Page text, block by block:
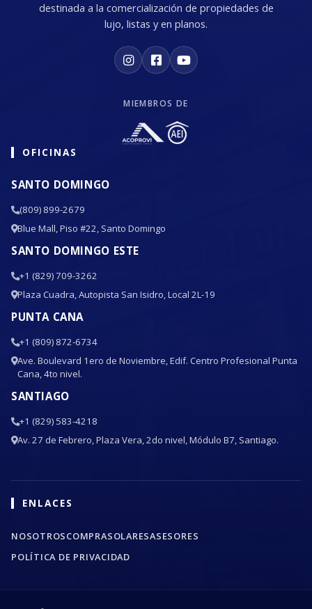
destinada a la comercialización de propiedades de
lujo, listas y en planos.
MIEMBROS DE
OFICINAS
SANTO DOMINGO
(809) 899-2679
Blue Mall, Piso #22, Santo Domingo
SANTO DOMINGO ESTE
+1 (829) 709-3262
Plaza Cuadra, Autopista San Isidro, Local 2L-19
PUNTA CANA
+1 (809) 872-6734
Ave. Boulevard 1ero de Noviembre, Edif. Centro Profesional Punta
Cana, 4to nivel.
SANTIAGO
+1 (829) 583-4218
Av. 27 de Febrero, Plaza Vera, 2do nivel, Módulo B7, Santiago.
ENLACES
NOSOTROSCOMPRASOLARESASESORES
POLÍTICA DE PRIVACIDAD